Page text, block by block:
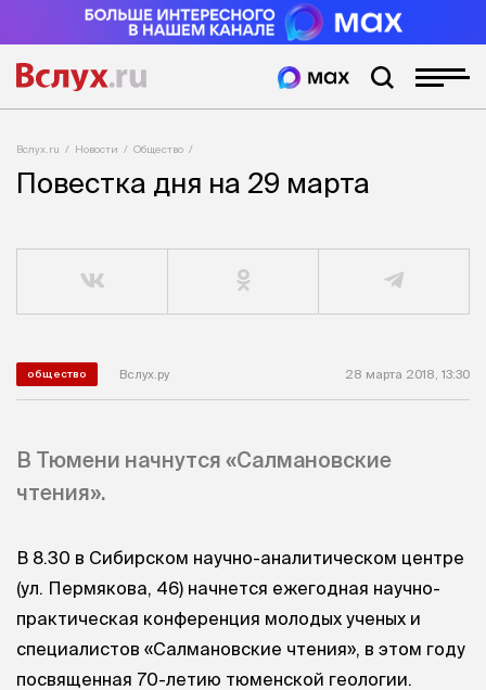
Вслух.ru Новости Общество
Повестка дня на 29 марта
общество Вслух.ру 28 марта 2018, 13:30
В Тюмени начнутся «Салмановские
чтения».
В 8.30 в Сибирском научно-аналитическом центре
(ул. Пермякова, 46) начнется ежегодная научно-
практическая конференция молодых ученых и
специалистов «Салмановские чтения», в этом году
посвященная 70-летию тюменской геологии.